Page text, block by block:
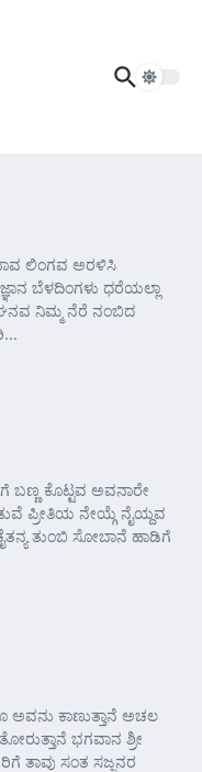
ಲಿಂಗವ ಅರಳಿಸಿ
ಬೆಳದಿಂಗಳು ಧರೆಯಲ್ಲಾ
ನಿಮ್ಮ ನೆರೆ ನಂಬಿದ
ಬಣ್ಣ ಕೊಟ್ಟವ ಅವನಾರೇ
ಪ್ರೀತಿಯ ನೇಯ್ಗೆ ನೈಯ್ದವ
ತುಂಬಿ ಸೋಬಾನೆ ಹಾಡಿಗೆ
ಅವನು ಕಾಣುತ್ತಾನೆ ಅಚಲ
ಭಗವಾನ ಶ್ರೀ
ತಾವು ಸಂತ ಸಜ್ಜನರ